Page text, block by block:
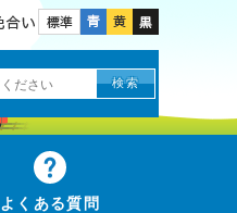
色合い
よくある質問